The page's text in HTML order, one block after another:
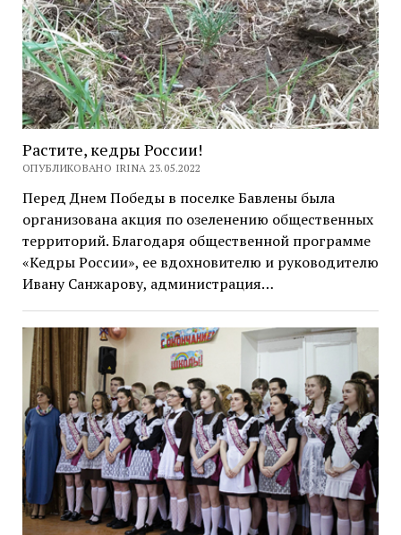
Растите, кедры России!
ОПУБЛИКОВАНО IRINA 23.05.2022
Перед Днем Победы в поселке Бавлены была
организована акция по озеленению общественных
территорий. Благодаря общественной программе
«Кедры России», ее вдохновителю и руководителю
Ивану Санжарову, администрация…